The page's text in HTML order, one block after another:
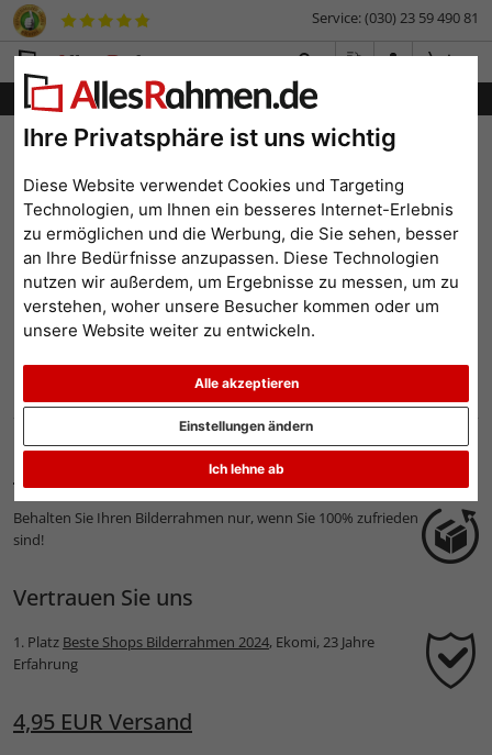
Ihre Privatsphäre ist uns wichtig
Diese Website verwendet Cookies und Targeting
Technologien, um Ihnen ein besseres Internet-Erlebnis
zu ermöglichen und die Werbung, die Sie sehen, besser
an Ihre Bedürfnisse anzupassen. Diese Technologien
nutzen wir außerdem, um Ergebnisse zu messen, um zu
verstehen, woher unsere Besucher kommen oder um
unsere Website weiter zu entwickeln.
Alle akzeptieren
Ich lehne ab
Einstellungen ändern
Service: (030) 23 59 490 81
Menü
Bilderrahmen-Shop Bilderrahmen Keilrahmen Filterergebnis
Bespannte Keilrahmen im
Format 10x10 cm
Behalten Sie Ihren Bilderrahmen nur, wenn Sie 100% zufrieden
sind!
Vertrauen Sie uns
1. Platz Beste Shops Bilderrahmen 2024, Ekomi, 23 Jahre
Erfahrung
4,95 EUR Versand